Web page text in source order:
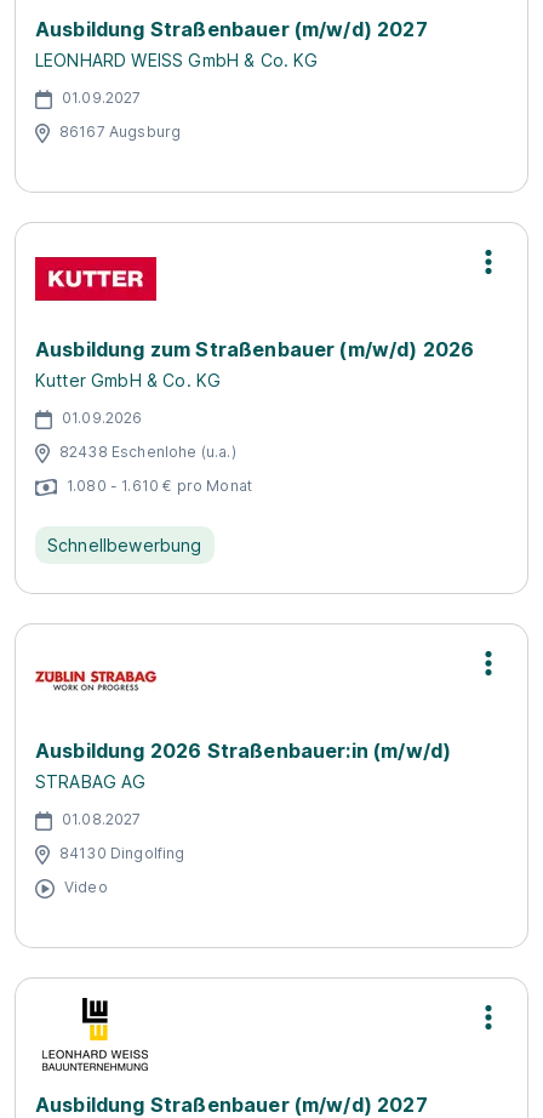
Ausbildung Straßenbauer (m/w/d) 2027
LEONHARD WEISS GmbH & Co. KG
01.09.2027
86167 Augsburg
Ausbildung zum Straßenbauer (m/w/d) 2026
Kutter GmbH & Co. KG
01.09.2026
82438 Eschenlohe (u.a.)
1.080 - 1.610 € pro Monat
Schnellbewerbung
Ausbildung 2026 Straßenbauer:in (m/w/d)
STRABAG AG
01.08.2027
84130 Dingolfing
Video
Ausbildung Straßenbauer (m/w/d) 2027